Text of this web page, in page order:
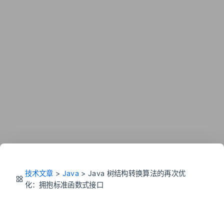
技术文章 > Java > Java 树结构转换算法的再次优
化：拥抱标准函数式接口